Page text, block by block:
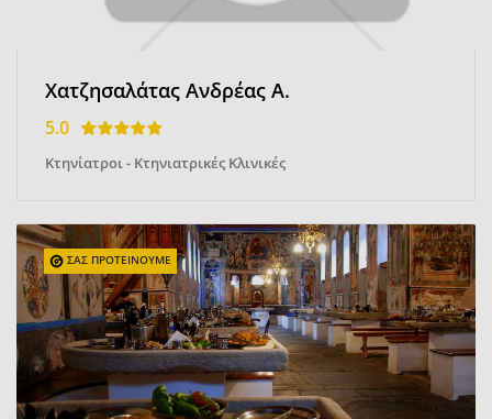
Χατζησαλάτας Ανδρέας Α.
5.0
Κτηνίατροι - Κτηνιατρικές Κλινικές
ΣΑΣ ΠΡΟΤΕΙΝΟΥΜΕ